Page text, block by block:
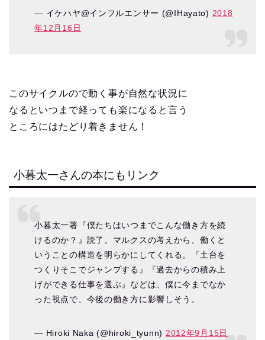
— イケハヤ@インフルエンサー (@IHayato) 2018
年12月16日
このサイクルので動く事が自然な状況に
なるといつまで経っても楽になると言う
ところにはたどり着きません！
小暮太一さんの本にもリンク
小暮太一著『僕たちはいつまでこんな働き方を続
けるのか？』読了。マルクスの考えから、働くと
いうことの構造を明らかにしてくれる。『土台を
つくりそこでジャンプする』『過去からの積み上
げができる仕事を選ぶ』などは、僕に今までなか
った視点で、今後の働き方に影響しそう。
— Hiroki Naka (@hiroki_tyunn) 2012年9月15日